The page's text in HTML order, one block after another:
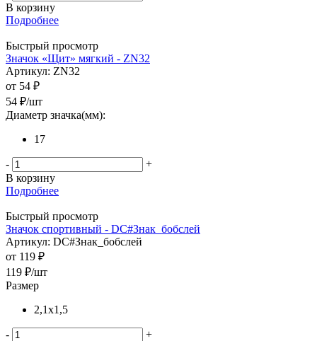
В корзину
Подробнее
Быстрый просмотр
Значок «Щит» мягкий - ZN32
Артикул: ZN32
от 54 ₽
54 ₽/шт
Диаметр значка(мм):
17
-
+
В корзину
Подробнее
Быстрый просмотр
Значок спортивный - DC#Знак_бобслей
Артикул: DC#Знак_бобслей
от 119 ₽
119 ₽/шт
Размер
2,1x1,5
-
+